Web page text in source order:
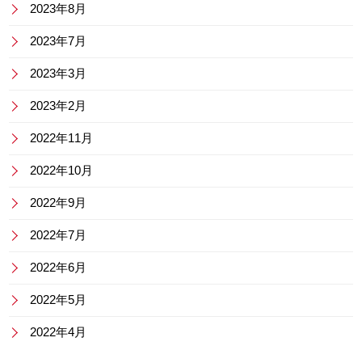
2023年8月
2023年7月
2023年3月
2023年2月
2022年11月
2022年10月
2022年9月
2022年7月
2022年6月
2022年5月
2022年4月